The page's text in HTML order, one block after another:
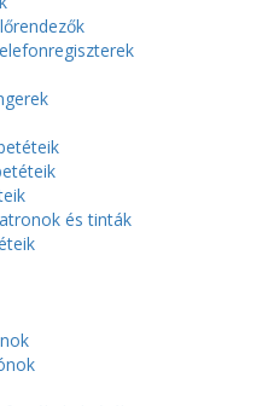
és tinták